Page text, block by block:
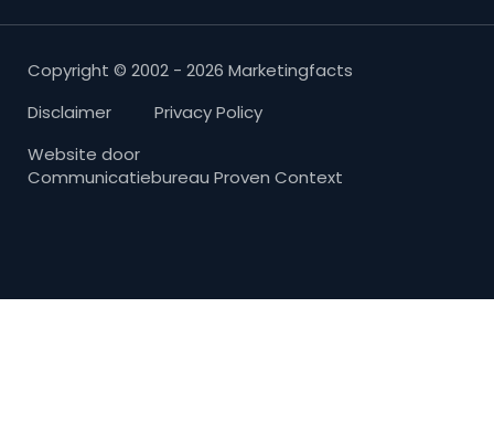
Copyright © 2002 - 2026 Marketingfacts
Disclaimer
Privacy Policy
Website door
Communicatiebureau Proven Context